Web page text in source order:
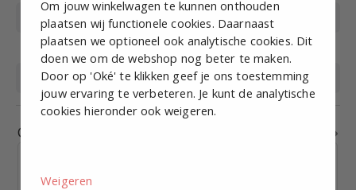
Lichtkleur
Oranje
Voeding
12-24VDC
Beschermingsklasse
IP65
Gerelateerde producten
Om jouw winkelwagen te kunnen onthouden
plaatsen wij functionele cookies. Daarnaast
plaatsen we optioneel ook analytische cookies. Dit
doen we om de webshop nog beter te maken.
Door op 'Oké' te klikken geef je ons toestemming
jouw ervaring te verbeteren. Je kunt de analytische
cookies hieronder ook weigeren.
Weigeren